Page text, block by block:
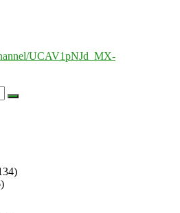
UCAV1pNJd_MX-